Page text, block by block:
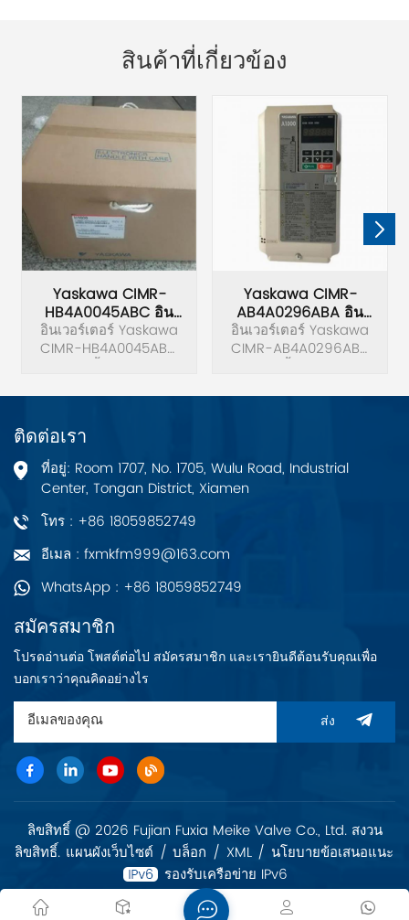
สินค้าที่เกี่ยวข้อง
Yaskawa CIMR-
HB4A0045ABC อิน
เวอร์เตอร์
อินเวอร์เตอร์ Yaskawa
CIMR-HB4A0045ABC
Yaskawa CIMR-
AB4A0296ABA อิน
เวอร์เตอร์
อินเวอร์เตอร์ Yaskawa
CIMR-AB4A0296ABA
ติดต่อเรา
ที่อยู่: Room 1707, No. 1705, Wulu Road, Industrial
Center, Tongan District, Xiamen
โทร : +86 18059852749
อีเมล : fxmkfm999@163.com
WhatsApp : +86 18059852749
สมัครสมาชิก
โปรดอ่านต่อ โพสต์ต่อไป สมัครสมาชิก และเรายินดีต้อนรับคุณเพื่อ
บอกเราว่าคุณคิดอย่างไร
ส่ง
ลิขสิทธิ์ @ 2026 Fujian Fuxia Meike Valve Co., Ltd. สงวน
ลิขสิทธิ์. แผนผังเว็บไซต์ / บล็อก / XML / นโยบายข้อเสนอแนะ
รองรับเครือข่าย IPv6